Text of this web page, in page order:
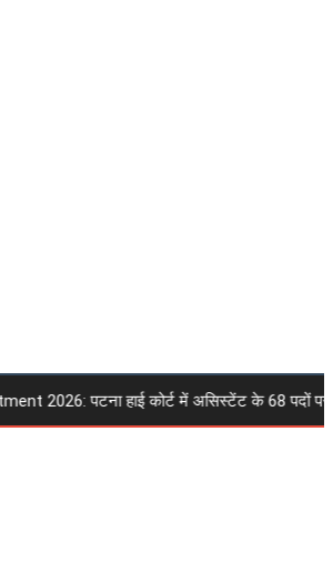
2026: पटना हाई कोर्ट में असिस्टेंट के 68 पदों पर